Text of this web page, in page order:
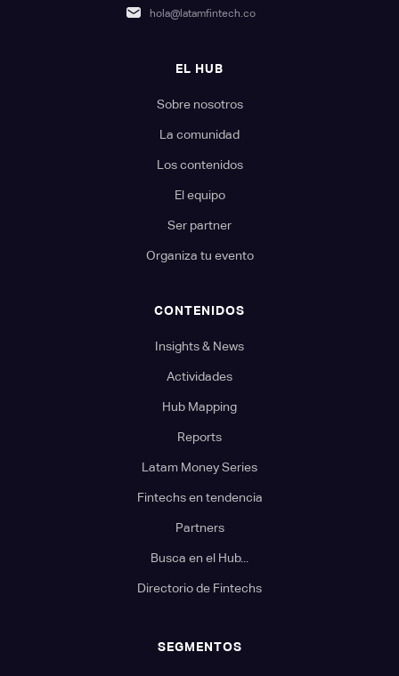
hola@latamfintech.co
EL HUB
Sobre nosotros
La comunidad
Los contenidos
El equipo
Ser partner
Organiza tu evento
CONTENIDOS
Insights & News
Actividades
Hub Mapping
Reports
Latam Money Series
Fintechs en tendencia
Partners
Busca en el Hub...
Directorio de Fintechs
SEGMENTOS